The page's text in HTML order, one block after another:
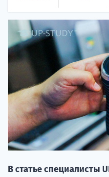
В статье специалисты